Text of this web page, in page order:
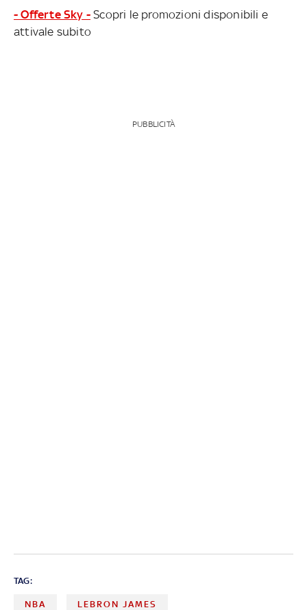
- Offerte Sky - Scopri le promozioni disponibili e
attivale subito
PUBBLICITÀ
TAG:
NBA LEBRON JAMES